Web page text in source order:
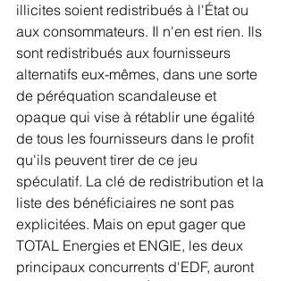
illicites soient redistribués à l'État ou
aux consommateurs. Il n'en est rien. Ils
sont redistribués aux fournisseurs
alternatifs eux-mêmes, dans une sorte
de péréquation scandaleuse et
opaque qui vise à rétablir une égalité
de tous les fournisseurs dans le profit
qu'ils peuvent tirer de ce jeu
spéculatif. La clé de redistribution et la
liste des bénéficiaires ne sont pas
explicitées. Mais on eput gager que
TOTAL Energies et ENGIE, les deux
principaux concurrents d'EDF, auront